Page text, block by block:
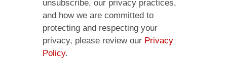
unsubscribe, our privacy practices,
and how we are committed to
protecting and respecting your
privacy, please review our Privacy
Policy.